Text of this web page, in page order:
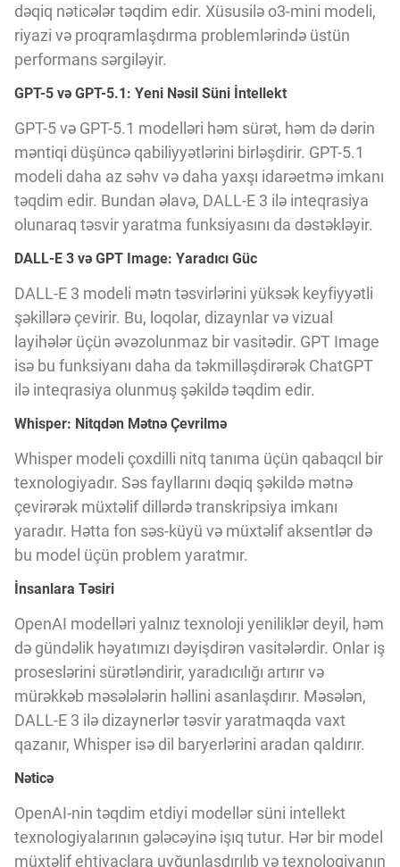
dəqiq nəticələr təqdim edir. Xüsusilə o3-mini modeli,
riyazi və proqramlaşdırma problemlərində üstün
performans sərgiləyir.
GPT-5 və GPT-5.1: Yeni Nəsil Süni İntellekt
GPT-5 və GPT-5.1 modelləri həm sürət, həm də dərin
məntiqi düşüncə qabiliyyətlərini birləşdirir. GPT-5.1
modeli daha az səhv və daha yaxşı idarəetmə imkanı
təqdim edir. Bundan əlavə, DALL-E 3 ilə inteqrasiya
olunaraq təsvir yaratma funksiyasını da dəstəkləyir.
DALL-E 3 və GPT Image: Yaradıcı Güc
DALL-E 3 modeli mətn təsvirlərini yüksək keyfiyyətli
şəkillərə çevirir. Bu, loqolar, dizaynlar və vizual
layihələr üçün əvəzolunmaz bir vasitədir. GPT Image
isə bu funksiyanı daha da təkmilləşdirərək ChatGPT
ilə inteqrasiya olunmuş şəkildə təqdim edir.
Whisper: Nitqdən Mətnə Çevrilmə
Whisper modeli çoxdilli nitq tanıma üçün qabaqcıl bir
texnologiyadır. Səs fayllarını dəqiq şəkildə mətnə
çevirərək müxtəlif dillərdə transkripsiya imkanı
yaradır. Hətta fon səs-küyü və müxtəlif aksentlər də
bu model üçün problem yaratmır.
İnsanlara Təsiri
OpenAI modelləri yalnız texnoloji yeniliklər deyil, həm
də gündəlik həyatımızı dəyişdirən vasitələrdir. Onlar iş
proseslərini sürətləndirir, yaradıcılığı artırır və
mürəkkəb məsələlərin həllini asanlaşdırır. Məsələn,
DALL-E 3 ilə dizaynerlər təsvir yaratmaqda vaxt
qazanır, Whisper isə dil baryerlərini aradan qaldırır.
Nəticə
OpenAI-nin təqdim etdiyi modellər süni intellekt
texnologiyalarının gələcəyinə işıq tutur. Hər bir model
müxtəlif ehtiyaclara uyğunlaşdırılıb və texnologiyanın